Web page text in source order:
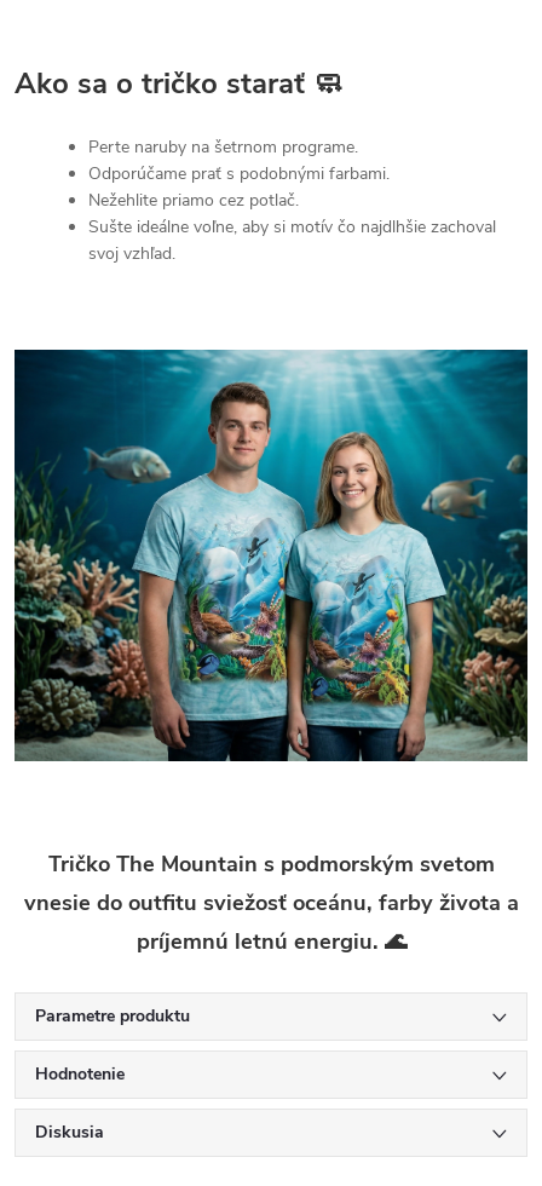
Ako sa o tričko starať 🧼
Perte naruby na šetrnom programe.
Odporúčame prať s podobnými farbami.
Nežehlite priamo cez potlač.
Sušte ideálne voľne, aby si motív čo najdlhšie zachoval
svoj vzhľad.
Tričko The Mountain s podmorským svetom
vnesie do outfitu sviežosť oceánu, farby života a
príjemnú letnú energiu. 🌊
Parametre produktu
Hodnotenie
Diskusia